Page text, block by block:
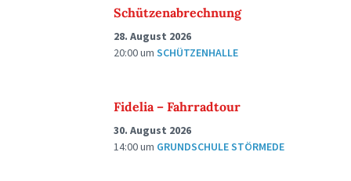
Schützenabrechnung
28. August 2026
20:00um SCHÜTZENHALLE
Fidelia – Fahrradtour
30. August 2026
14:00um GRUNDSCHULE STÖRMEDE